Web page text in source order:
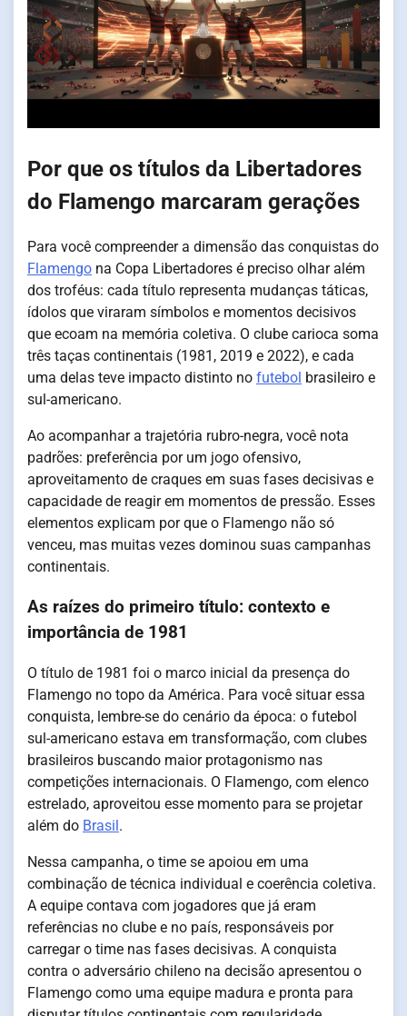
Por que os títulos da Libertadores
do Flamengo marcaram gerações
Para você compreender a dimensão das conquistas do
Flamengo na Copa Libertadores é preciso olhar além
dos troféus: cada título representa mudanças táticas,
ídolos que viraram símbolos e momentos decisivos
que ecoam na memória coletiva. O clube carioca soma
três taças continentais (1981, 2019 e 2022), e cada
uma delas teve impacto distinto no futebol brasileiro e
sul-americano.
Ao acompanhar a trajetória rubro-negra, você nota
padrões: preferência por um jogo ofensivo,
aproveitamento de craques em suas fases decisivas e
capacidade de reagir em momentos de pressão. Esses
elementos explicam por que o Flamengo não só
venceu, mas muitas vezes dominou suas campanhas
continentais.
As raízes do primeiro título: contexto e
importância de 1981
O título de 1981 foi o marco inicial da presença do
Flamengo no topo da América. Para você situar essa
conquista, lembre-se do cenário da época: o futebol
sul-americano estava em transformação, com clubes
brasileiros buscando maior protagonismo nas
competições internacionais. O Flamengo, com elenco
estrelado, aproveitou esse momento para se projetar
além do Brasil .
Nessa campanha, o time se apoiou em uma
combinação de técnica individual e coerência coletiva.
A equipe contava com jogadores que já eram
referências no clube e no país, responsáveis por
carregar o time nas fases decisivas. A conquista
contra o adversário chileno na decisão apresentou o
Flamengo como uma equipe madura e pronta para